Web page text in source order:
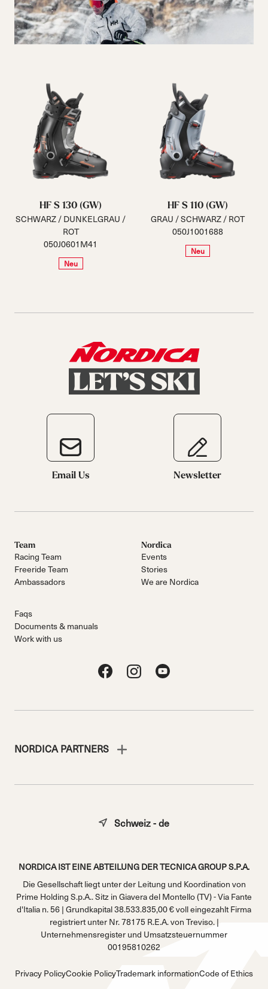
HF S 130 (GW)
SCHWARZ / DUNKELGRAU /
ROT
050J0601M41
Neu
HF S 110 (GW)
GRAU / SCHWARZ / ROT
050J1001688
Neu
Email Us Newsletter
Team
Racing Team
Freeride Team
Ambassadors
Nordica
Events
Stories
We are Nordica
Faqs
Documents & manuals
Work with us
NORDICA PARTNERS
NORDICA IST EINE ABTEILUNG DER TECNICA GROUP S.P.A.
Die Gesellschaft liegt unter der Leitung und Koordination von
Prime Holding S.p.A.. Sitz in Giavera del Montello (TV) - Via Fante
d'Italia n. 56 | Grundkapital 38.533.835,00 € voll eingezahlt Firma
registriert unter Nr. 78175 R.E.A. von Treviso. |
Unternehmensregister und Umsatzsteuernummer
00195810262
Schweiz - de
Privacy PolicyCookie PolicyTrademark informationCode of Ethics